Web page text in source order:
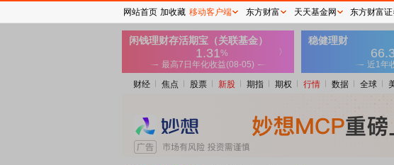
财经 焦点 股票 新股 期指 期权 行情 数据 全球
网站首页 加收藏 移动客户端 东方财富 天天基金网 东方财富